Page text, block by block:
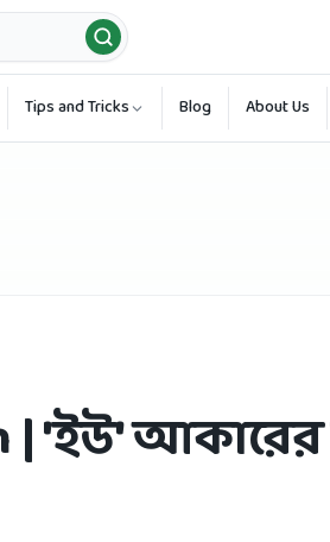
Tips and Tricks Blog About Us
| 'ইউ'